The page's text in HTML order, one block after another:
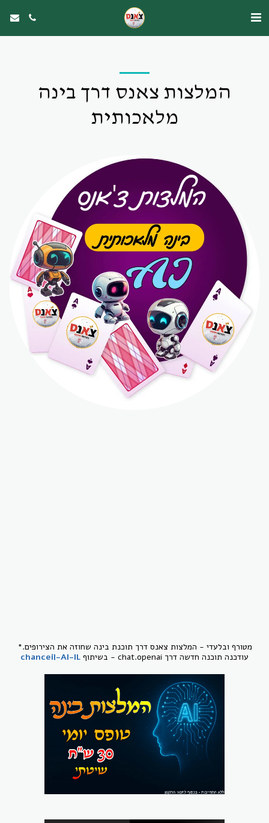
המלצות צאנס דרך בינה
מלאכותית
מטורף ובלעדי - המלצות צאנס דרך תוכנת בינה שחוזה את הצירופים.*
עודכנה תוכנה חדשה דרך chat.openai - בשיתוף
chanceil-AI-IL